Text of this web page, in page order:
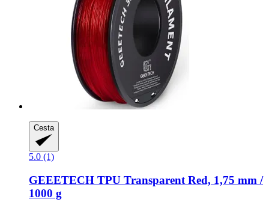
Cesta
5.0 (1)
GEEETECH TPU Transparent Red, 1,75 mm /
1000 g